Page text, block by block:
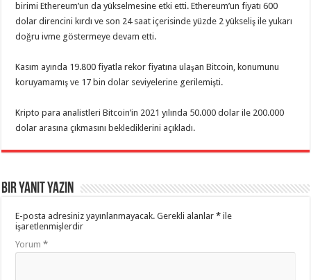
birimi Ethereum’un da yükselmesine etki etti. Ethereum’un fiyatı 600
dolar direncini kırdı ve son 24 saat içerisinde yüzde 2 yükseliş ile yukarı
doğru ivme göstermeye devam etti.
Kasım ayında 19.800 fiyatla rekor fiyatına ulaşan Bitcoin, konumunu
koruyamamış ve 17 bin dolar seviyelerine gerilemişti.
Kripto para analistleri Bitcoin’in 2021 yılında 50.000 dolar ile 200.000
dolar arasına çıkmasını beklediklerini açıkladı.
Bir yanıt yazın
E-posta adresiniz yayınlanmayacak. Gerekli alanlar* ile
işaretlenmişlerdir
Yorum*